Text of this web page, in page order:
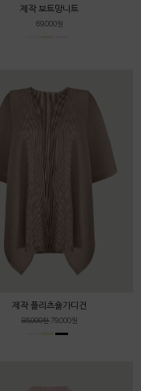
제작 보트망니트
69,000원
제작 플리츠숄가디건
85,000원79,000원